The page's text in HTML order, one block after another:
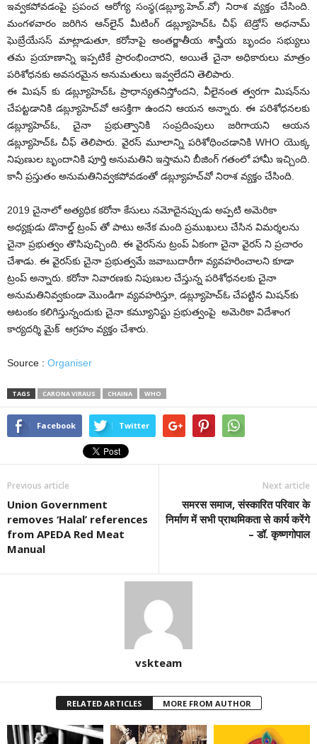
ఇవ్వకపోవడంపై ప్రపంచ ఆరోగ్య సంస్థ(డ‌బ్ల్యూ.హెచ్.‌వో) నిరాశ వ్యక్తం చేసింది.
మంగ‌ళ‌వారం జ‌రిగిన ఆన్‌లైన్ మీటింగ్ డబ్ల్యూహెచ్‌ఓ చీఫ్ టెడ్రోస్ అధనామ్
ఘెబ్రేయేసస్ మాట్లాడుతూ, క‌రోనాపై అంతర్జాతీయ శాస్త్రీయ బృందం సభ్యులు
తమ ప్రయాణాన్ని ఇప్పటికే ప్రారంభించార‌ని, అయితే చైనా అధికారులు మాత్రం
ప‌రిశోధ‌న‌కు అవసరమైన అనుమతులు ఇవ్వలేద‌ని తెలిపారు.
ఈ మిషన్ కు డబ్ల్యూహెచ్‌ఓ ప్రాధాన్యతనిస్తోంద‌ని, వీలైనంత త్వరగా మిషన్‌ను
చేపట్టడానికి డ‌బ్ల్యూహెచ్‌వో ఆసక్తిగా ఉందని ఆయన అన్నారు. ఈ ప‌రిశోధ‌న‌ల‌కు
డబ్ల్యూహెచ్‌ఓ, చైనా ప్రభుత్వానికి సంప్ర‌దింపులు జ‌రిగాయ‌ని ఆయ‌న
డబ్ల్యూహెచ్‌ఓ చీఫ్ తెలిపారు. వైరస్ మూలాన్ని పరిశోధించడానికి WHO యొక్క
నిపుణుల బృందానికి పూర్తి అనుమ‌తిని ఇస్తామని బీజింగ్ గతంలో హామీ ఇచ్చింది.
కానీ ప్ర‌స్తుతం అనుమ‌తినివ్వ‌క‌పోవ‌డంతో డ‌బ్ల్యూహ‌చ్‌వో నిరాశ వ్య‌క్తం చేసింది.
2019 చైనాలో అత్య‌ధిక క‌రోనా కేసులు న‌మోదైన‌ప్పుడు అప్ప‌టి అమెరికా
అధ్య‌క్షుడు డొనాల్డ్ ట్రంప్ తో పాటు అనేక మంది ప్ర‌ముఖులు చేసిన విమ‌ర్శ‌ల‌ను
చైనా ప్ర‌భుత్వం తొసిపుచ్చింది. ఈ వైర‌స్‌ను ట్రంప్ ఏకంగా చైనా వైర‌స్ ని ప్ర‌చారం
చేశాడు. ఈ వైర‌స్‌కు చైనా ప్ర‌భుత్వ‌మే జ‌వాబుదారీగా వ్య‌వ‌హ‌రించాల‌ని కూడా
ట్రంప్ అన్నారు. క‌‌రోనా నివార‌ణ‌కు నిపుణుల చేస్తున్న ప‌రిశోధ‌న‌ల‌కు చైనా
అనుమ‌తినివ్వ‌కుండా మొండిగా వ్య‌వ‌హరిస్తూ, డబ్ల్యూహెచ్‌ఓ చేప‌ట్టిన మిష‌న్‌కు
ఆటంకం కలిగిస్తున్నందుకు చైనా క‌మ్యూనిస్టు ప్ర‌భుత్వంపై అమెరికా విదేశాంగ
కార్యదర్శి మైక్ ఆగ్ర‌హం వ్య‌క్తం చేశారు.
Source : Organiser
TAGS CARONA VIRAUS CHAINA WHO
Facebook Twitter
Previous article
Union Government
removes ‘Halal’ references
from APEDA Red Meat
Manual
Next article
समरस समाज, संस्कारित परिवार के
निर्माण में सभी प्राथमिकता से कार्य करेंगे
– डॉ. कृष्णगोपाल
vskteam
RELATED ARTICLES MORE FROM AUTHOR